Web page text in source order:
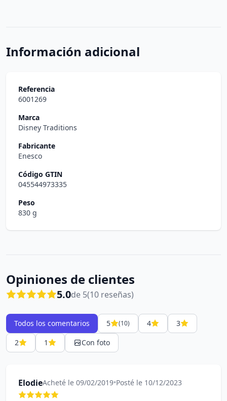
Información adicional
Referencia
6001269
Marca
Disney Traditions
Fabricante
Enesco
Código GTIN
045544973335
Peso
830 g
Opiniones de clientes
5.0de 5(10 reseñas)
Todos los comentarios 5 (10) 4
3
2
1 Con foto
ElodieAcheté le 09/02/2019•Posté le 10/12/2023